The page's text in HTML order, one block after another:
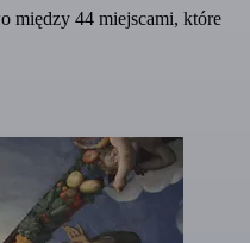
między 44 miejscami, które